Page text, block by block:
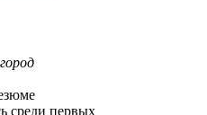
среди первых